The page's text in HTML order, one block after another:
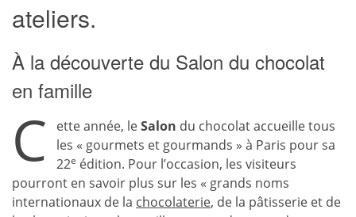
ateliers.
À la découverte du Salon du chocolat
en famille
C ette année, leSalon du chocolat accueille tous
les « gourmets et gourmands » à Paris pour sa
22e édition. Pour l’occasion, les visiteurs
pourront en savoir plus sur les « grands noms
internationaux de la chocolaterie, de la pâtisserie et de